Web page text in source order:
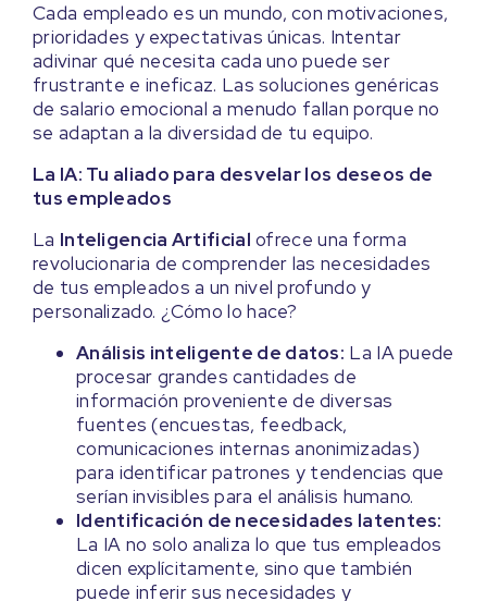
Cada empleado es un mundo, con motivaciones,
prioridades y expectativas únicas. Intentar
adivinar qué necesita cada uno puede ser
frustrante e ineficaz. Las soluciones genéricas
de salario emocional a menudo fallan porque no
se adaptan a la diversidad de tu equipo.
La IA: Tu aliado para desvelar los deseos de
tus empleados
La Inteligencia Artificial ofrece una forma
revolucionaria de comprender las necesidades
de tus empleados a un nivel profundo y
personalizado. ¿Cómo lo hace?
Análisis inteligente de datos: La IA puede
procesar grandes cantidades de
información proveniente de diversas
fuentes (encuestas, feedback,
comunicaciones internas anonimizadas)
para identificar patrones y tendencias que
serían invisibles para el análisis humano.
Identificación de necesidades latentes:
La IA no solo analiza lo que tus empleados
dicen explícitamente, sino que también
puede inferir sus necesidades y